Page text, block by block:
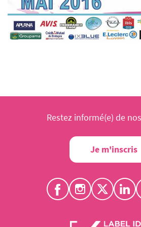
Restez informé(e) de
Je m'inscris